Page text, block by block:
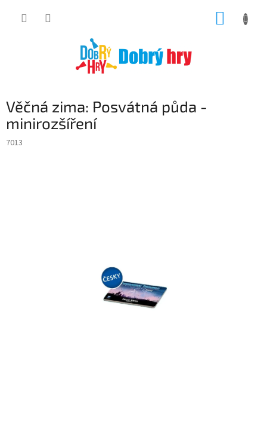
Věčná zima: Posvátná půda -
minirozšíření
7013